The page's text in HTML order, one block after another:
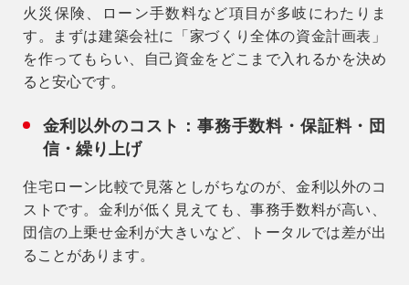
火災保険、ローン手数料など項目が多岐にわたりま
す。まずは建築会社に「家づくり全体の資金計画表」
を作ってもらい、自己資金をどこまで入れるかを決め
ると安心です。
金利以外のコスト：事務手数料・保証料・団
信・繰り上げ
住宅ローン比較で見落としがちなのが、金利以外のコ
ストです。金利が低く見えても、事務手数料が高い、
団信の上乗せ金利が大きいなど、トータルでは差が出
ることがあります。